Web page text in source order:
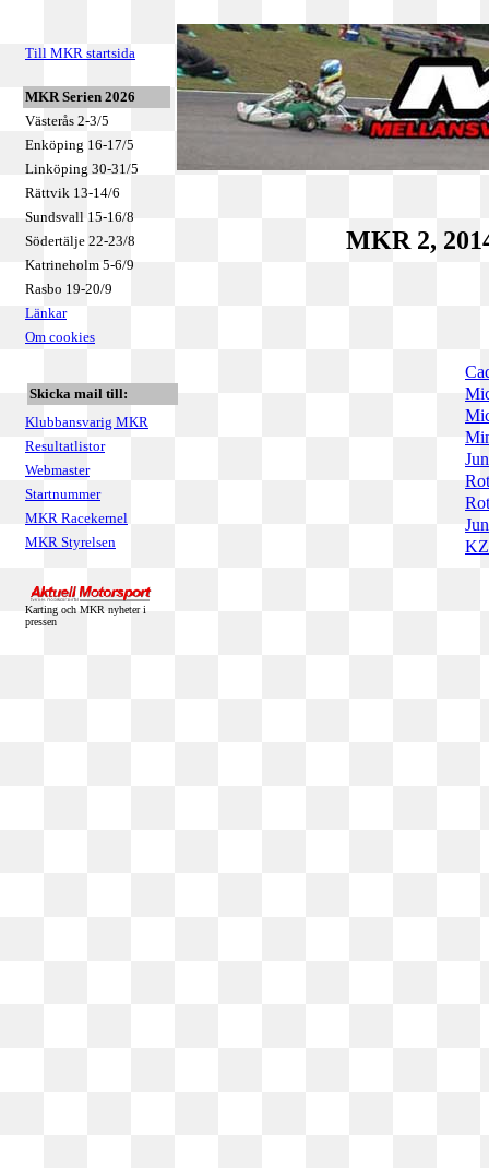
Till MKR startsida
MKR Serien 2026
Västerås 2-3/5
Enköping 16-17/5
Linköping 30-31/5
Rättvik 13-14/6
Sundsvall 15-16/8
Södertälje 22-23/8
Katrineholm 5-6/9
Rasbo 19-20/9
Länkar
Om cookies
Skicka mail till:
Klubbansvarig MKR
Resultatlistor
Webmaster
Startnummer
MKR Racekernel
MKR Styrelsen
Karting och MKR nyheter i
pressen
MKR 2,